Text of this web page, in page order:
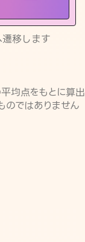
移します
均点をもとに算出
のではありません